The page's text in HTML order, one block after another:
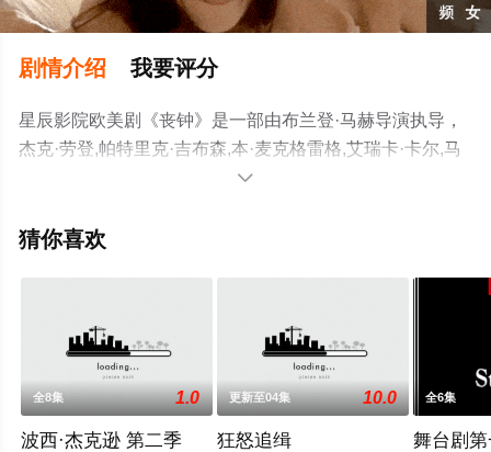
剧情介绍 我要评分
星辰影院欧美剧《丧钟》是一部由布兰登·马赫导演执导，
杰克·劳登,帕特里克·吉布森,本·麦克格雷格,艾瑞卡·卡尔,马
修·奥布瑞等演员精彩演绎的英国,波兰电视剧，大结局剧情
剧全集就上星辰影视，更多相关信息可移步至豆瓣电视

猜你喜欢
全8集 1.0
波西·杰克逊 第二季
更新至04集 10.0
狂怒追缉
全6集
舞台剧